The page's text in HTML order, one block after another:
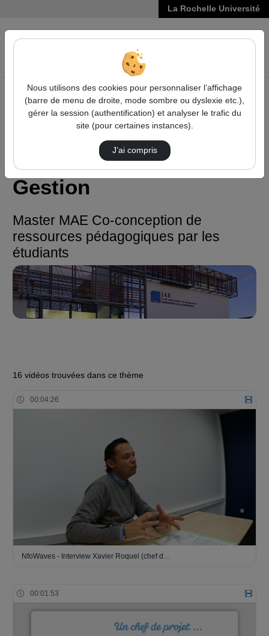
La Rochelle Université
VIDÉOS
Accueil
Droit, Économie, Gestion
Master MAE Co-conception de ressources pédagogiques
Droit, Économie,
Gestion
Master MAE Co-conception de
ressources pédagogiques par les
étudiants
16 vidéos trouvées dans ce thème
00:04:26
NfoWaves - Interview Xavier Roquel (chef d…
00:01:53
Nous utilisons des cookies pour personnaliser l’affichage
(barre de menu de droite, mode sombre ou dyslexie etc.),
gérer la session (authentification) et analyser le trafic du
site (pour certaines instances).
J’ai compris